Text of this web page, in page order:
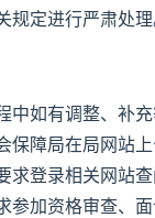
规定进行严肃处理
中如有调整、补
保障局在局网站
求登录相关网站
参加资格审查、面